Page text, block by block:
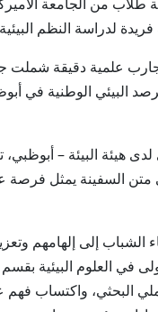
لدراسة النظم البيئية
علمية دقيقة شملت
البيئي الوطنية في
هيئة البيئة –
السفينة يمثل
الشباب إلى إلهامهم
في العلوم البيئية
البحثي، واكتساب